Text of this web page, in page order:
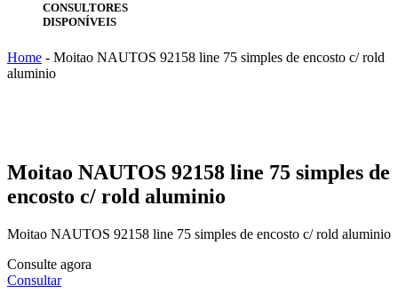
CONSULTORES
DISPONÍVEIS
Home - Moitao NAUTOS 92158 line 75 simples de encosto c/ rold
aluminio
Moitao NAUTOS 92158 line 75 simples de
encosto c/ rold aluminio
Moitao NAUTOS 92158 line 75 simples de encosto c/ rold aluminio
Consulte agora
Consultar